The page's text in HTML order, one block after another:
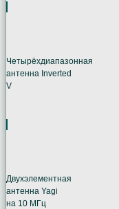
Четырёхдиапазонная
антенна Inverted
V
Двухэлементная
антенна Yagi
на 10 МГц